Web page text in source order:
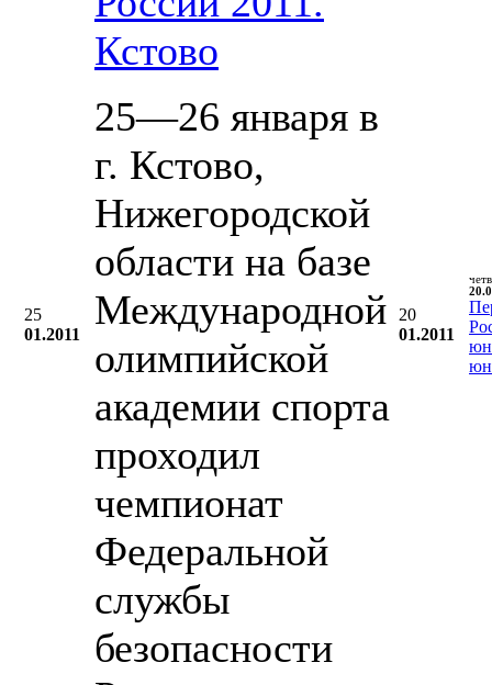
25
01.2011
Кстово
25—26 января в
г. Кстово,
Нижегородской
области на базе
Международной
олимпийской
академии спорта
проходил
чемпионат
Федеральной
службы
безопасности
20
01.2011